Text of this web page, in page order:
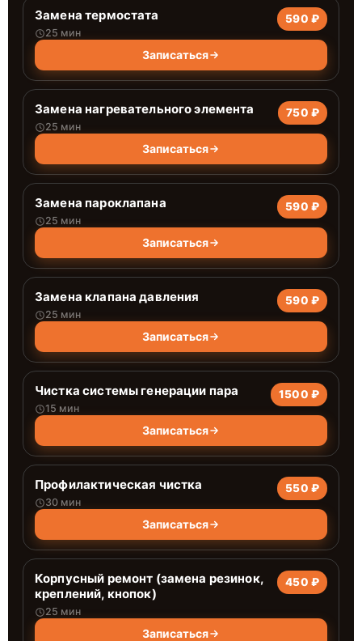
Замена термостата
25 мин
590 ₽
Записаться
Замена нагревательного элемента
25 мин
750 ₽
Записаться
Замена пароклапана
25 мин
590 ₽
Записаться
Замена клапана давления
25 мин
590 ₽
Записаться
Чистка системы генерации пара
15 мин
1500 ₽
Записаться
Профилактическая чистка
30 мин
550 ₽
Записаться
Корпусный ремонт (замена резинок,
креплений, кнопок)
25 мин
450 ₽
Записаться